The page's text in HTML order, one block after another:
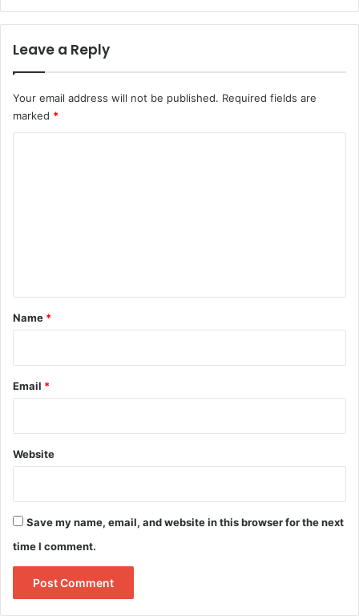
Leave a Reply
Your email address will not be published. Required fields are
marked *
*
Name *
Email *
Website
Save my name, email, and website in this browser for the next
time I comment.